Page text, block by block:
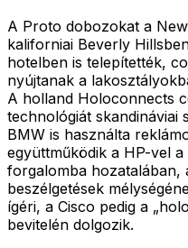
A Proto dobozokat a
kaliforniai Beverly
hotelben is telepítették,
nyújtanak a
A holland Holoconnects
technológiát skandináviai
BMW is használta
együttműködik a HP-vel
forgalomba hozatalában,
beszélgetések
ígéri, a Cisco pedig a
bevitelén dolgozik.